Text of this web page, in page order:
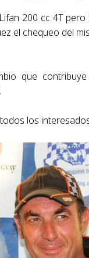
200 cc 4T
el chequeo del
que
los